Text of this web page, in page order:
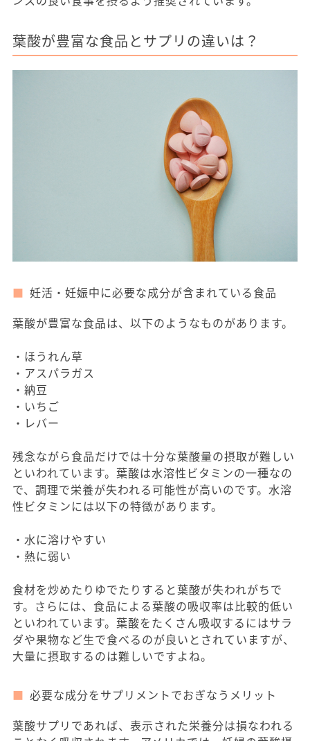
葉酸が豊富な食品とサプリの違いは？
妊活・妊娠中に必要な成分が含まれている食品
葉酸が豊富な食品は、以下のようなものがあります。
・ほうれん草
・アスパラガス
・納豆
・いちご
・レバー
残念ながら食品だけでは十分な葉酸量の摂取が難しい
といわれています。葉酸は水溶性ビタミンの一種なの
で、調理で栄養が失われる可能性が高いのです。水溶
性ビタミンには以下の特徴があります。
・水に溶けやすい
・熱に弱い
食材を炒めたりゆでたりすると葉酸が失われがちで
す。さらには、食品による葉酸の吸収率は比較的低い
といわれています。葉酸をたくさん吸収するにはサラ
ダや果物など生で食べるのが良いとされていますが、
大量に摂取するのは難しいですよね。
必要な成分をサプリメントでおぎなうメリット
葉酸サプリであれば、表示された栄養分は損なわれる